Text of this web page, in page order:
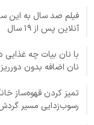
فیلم صد سال به این
آنلاین پس از ۱۹ سال
با نان بیات چه غذایی
نان اضافه بدون دورریز
تمیز کردن قهوه‌ساز
رسوب‌زدایی مسیر